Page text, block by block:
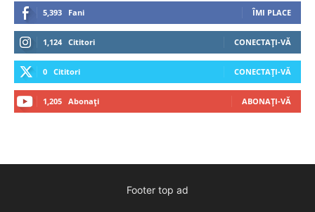
5,393 Fani ÎMI PLACE
1,124 Cititori CONECTAȚI-VĂ
0 Cititori CONECTAȚI-VĂ
1,205 Abonați ABONAȚI-VĂ
Footer top ad